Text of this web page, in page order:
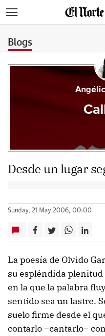
Blogs
Desde un lugar
Sunday, 21 May 2006, 00:00
La poesía de Olvido
su espléndida
en la que la palabra
sentido sea un lastre.
suelo firme desde el
contarlo –cantarlo–